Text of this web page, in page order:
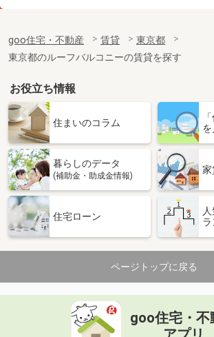
専有面積
63.59m²
間取り
2LDK
東京都立川市錦町６
価 格
9.20万円
東京都立川市錦町６
専有面積 19.87m²
間取り
東京都日野市豊田２丁目
13.90万円
住 所
東京都日野市豊田２
専有面積 58.5m²
間取り
2LDK
東京都武蔵村山市本町３丁目
価 格
goo住宅・不動産 賃貸
東京都
東京都のルーフバルコニーの賃貸を探す
お役立ち情報
住まいのコラム
を
暮らしのデータ
(補助金・助成金情報)
家
住宅ローン
ページトップに戻る
goo住宅・不